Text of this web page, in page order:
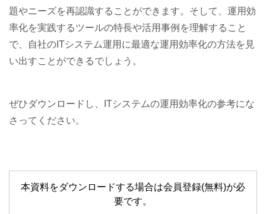
題やニーズを再認識することができます。そして、運用効
率化を実践するツールの特長や活用事例を理解すること
で、自社のITシステム運用に最適な運用効率化の方法を見
い出すことができるでしょう。
ぜひダウンロードし、ITシステムの運用効率化の参考にな
さってください。
本資料をダウンロードする場合は会員登録(無料)が必
要です。